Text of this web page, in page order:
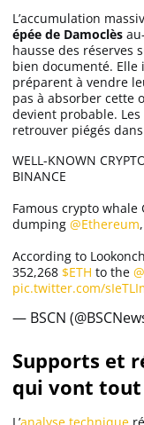
L’accumulation
épée de Damoclès
hausse des réserves
bien documenté.
préparent à vendre
pas à absorber cette
devient probable.
retrouver piégés
WELL-KNOWN
BINANCE
Famous crypto whale
dumping @Ethereum
According to
352,268 $ETH to the
pic.twitter.com/
— BSCN
Supports et
qui vont